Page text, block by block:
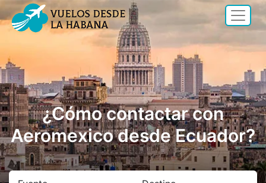
¿Cómo contactar con
Aeromexico desde Ecuador?